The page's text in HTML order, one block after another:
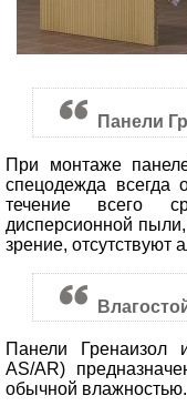
Панели
При монтаже
спецодежда всегда
течение всего
дисперсионной
зрение, отсутствуют
Панели Гренаизол
AS/AR)
обычной влажностью.